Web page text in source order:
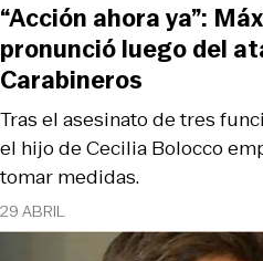
29 ABRIL
Tras el asesinato de tres
el hijo de Cecilia Bolocco
tomar medidas.
“Acción ahora ya”:
pronunció luego del
Carabineros